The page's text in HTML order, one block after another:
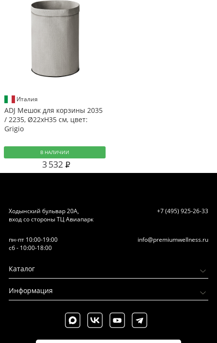
Италия
ADJ Мешок для корзины 2035
/ 2235, Ø22xH35 см, цвет:
Grigio
В НАЛИЧИИ
3 532
Ходынский бульвар 20А,
вход со стороны ТЦ Авиапарк
+7 (495) 925-26-33
пн-пт 10:00-19:00
сб - 10:00-18:00
info@premiumwellness.ru
Каталог
Информация